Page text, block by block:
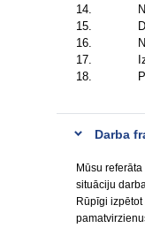
14.
15.
16.
17.
18.
Darba
Mūsu
situāciju
Rūpīgi